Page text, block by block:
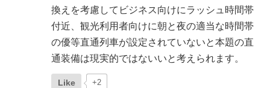
換えを考慮してビジネス向けにラッシュ時間帯
付近、観光利用者向けに朝と夜の適当な時間帯
の優等直通列車が設定されていないと本題の直
通装備は現実的ではないいと考えられます。
Like +2